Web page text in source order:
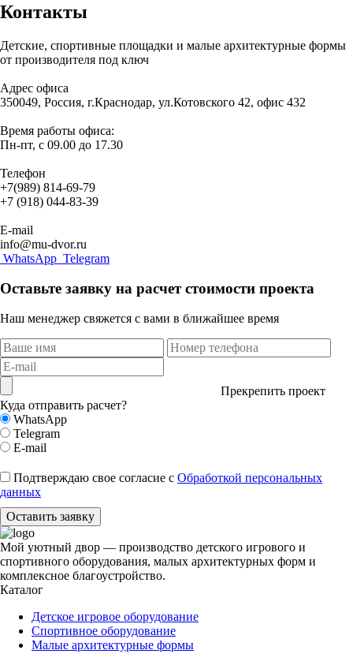
Контакты
Детские, спортивные площадки и малые архитектурные формы
от производителя под ключ
Адрес офиса
350049, Россия, г.Краснодар, ул.Котовского 42, офис 432
Время работы офиса:
Пн-пт, с 09.00 до 17.30
Телефон
+7(989) 814-69-79
+7 (918) 044-83-39
E-mail
info@mu-dvor.ru
WhatsApp Telegram
Оставьте заявку на расчет стоимости проекта
Наш менеджер свяжется с вами в ближайшее время
Прекрепить проект
Куда отправить расчет?
WhatsApp
Telegram
E-mail
Подтверждаю свое согласие с Обработкой персональных
данных
Оставить заявку
Мой уютный двор — производство детского игрового и
спортивного оборудования, малых архитектурных форм и
комплексное благоустройство.
Каталог
Детское игровое оборудование
Спортивное оборудование
Малые архитектурные формы